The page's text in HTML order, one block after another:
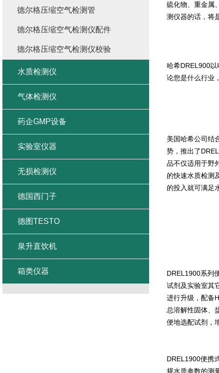
硫化物、重金属
测仪器的话，将
哈希DREL900
论您是什么行业
美国哈希公司结
势，推出了
品不仅适用于野
的快速水质检测
的投入就可满足
DREL1900系列
试剂及实验室其
进行升级，配备
总溶解性固体、
便地选配试剂，
DREL1900便携
规水质参数的测
德尔格压缩空气检测管
德尔格压缩空气检测仪配件
德尔格压缩空气检测仪校验
水质检测仪
气体检测仪
药企GMP设备
实验室仪器
无损检测仪
德国西门子
德图TESTO
泉升直饮机
箱类仪器